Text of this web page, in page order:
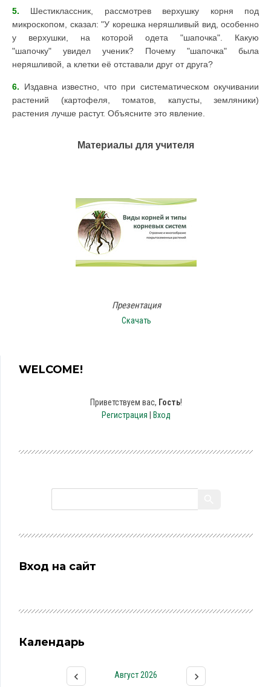
5. Шестиклассник, рассмотрев верхушку корня под
микроскопом, сказал: "У корешка неряшливый вид, особенно
у верхушки, на которой одета "шапочка". Какую
"шапочку" увидел ученик? Почему "шапочка" была
неряшливой, а клетки её отставали друг от друга?
6. Издавна известно, что при систематическом окучивании
растений (картофеля, томатов, капусты, земляники)
растения лучше растут. Объясните это явление.
Материалы для учителя
Презентация
Скачать
WELCOME!
Приветствуем вас, Гость!
Регистрация
Вход
Вход на сайт
Календарь
Август 2026